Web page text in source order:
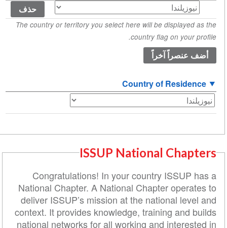
بلد
المنشأ
(القيمة
1)
The country or territory you select here will be displayed as the
country flag on your profile.
Country of Residence
ISSUP National Chapters
Congratulations! In your country ISSUP has a
National Chapter. A National Chapter operates to
deliver ISSUP’s mission at the national level and
context. It provides knowledge, training and builds
national networks for all working and interested in